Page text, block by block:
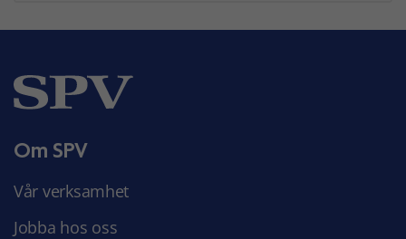
Om SPV
Vår verksamhet
Jobba hos oss